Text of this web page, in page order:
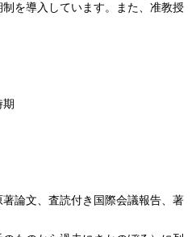
を導入しています。また、准教授
文、査読付き国際会議報告、著